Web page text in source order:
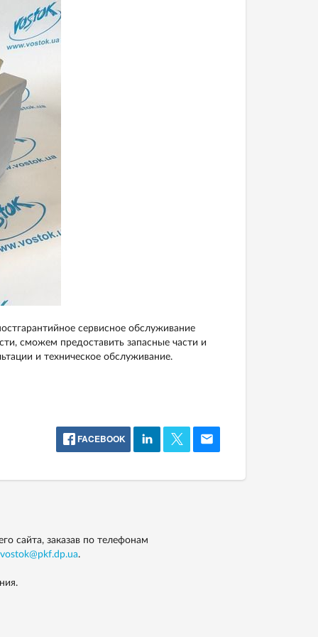
сервисное обслуживание
сможем предоставить запасные части и
и техническое обслуживание.
FACEBOOK
сайта, заказав по телефонам
vostok@pkf.dp.ua.